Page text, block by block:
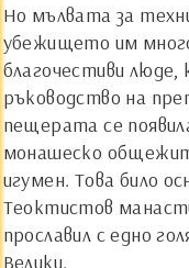
Но мълвата за
убежището им
благочестиви
ръководство на
пещерата се
монашеско
игумен. Това било
Теоктистов
прославил с едно
Велики.